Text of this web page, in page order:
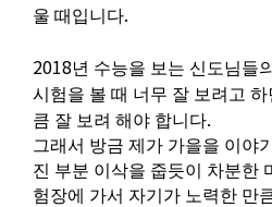
울 때입니다.
2018년 수능을 보는 신도님들
시험을 볼 때 너무 잘 보려고
큼 잘 보려 해야 합니다.
그래서 방금 제가 가을을 이야
진 부분 이삭을 줍듯이 차분한
험장에 가서 자기가 노력한 만